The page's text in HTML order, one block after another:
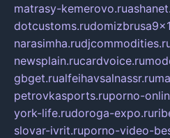
matrasy-kemerovo.ru
dotcustoms.ru
narasimha.ru
newsplain.rucardvoice.ru
gbget.rualfeihavsalnassr.ru
petrovkasports.ruporno-
york-life.rudoroga-expo.ru
slovar-ivrit.ruporno-video-